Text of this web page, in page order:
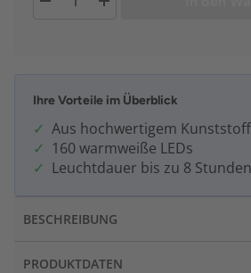
Ihre Vorteile im Überblick
Aus hochwertigem Kunststoff
160 warmweiße LEDs
Leuchtdauer bis zu 8 Stunden
BESCHREIBUNG
PRODUKTDATEN